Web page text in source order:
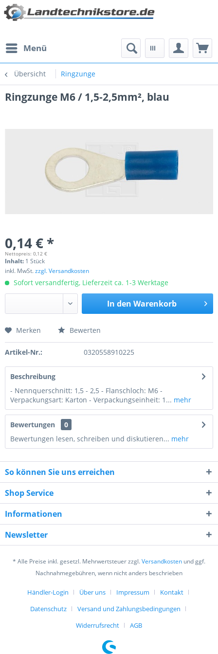
Menü
Übersicht Ringzunge
Ringzunge M6 / 1,5-2,5mm², blau
0,14 € *
Nettopreis: 0,12 €
Inhalt: 1 Stück
inkl. MwSt.zzgl. Versandkosten
Sofort versandfertig, Lieferzeit ca. 1-3 Werktage
In den Warenkorb
Preis anfragen
8 + 5 = ?
Ich habe dieDatenschutzerklärunggelesen,
verstanden und stimme zu. *
Merken Bewerten
Artikel-Nr.: 0320558910225
Beschreibung
- Nennquerschnitt: 1,5 - 2,5 - Flanschloch: M6 -
Verpackungsart: Karton - Verpackungseinheit: 1... mehr
Bewertungen
0
Bewertungen lesen, schreiben und diskutieren... mehr
So können Sie uns erreichen
Shop Service
Informationen
Newsletter
* Alle Preise inkl. gesetzl. Mehrwertsteuer zzgl.Versandkosten und ggf.
Nachnahmegebühren, wenn nicht anders beschrieben
Händler-Login Über uns Impressum
Kontakt
Datenschutz
Versand und Zahlungsbedingungen
Widerrufsrecht
AGB